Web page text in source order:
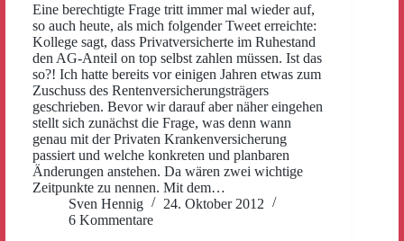
Eine berechtigte Frage tritt immer mal wieder auf,
so auch heute, als mich folgender Tweet erreichte:
Kollege sagt, dass Privatversicherte im Ruhestand
den AG-Anteil on top selbst zahlen müssen. Ist das
so?! Ich hatte bereits vor einigen Jahren etwas zum
Zuschuss des Rentenversicherungsträgers
geschrieben. Bevor wir darauf aber näher eingehen
stellt sich zunächst die Frage, was denn wann
genau mit der Privaten Krankenversicherung
passiert und welche konkreten und planbaren
Änderungen anstehen. Da wären zwei wichtige
Zeitpunkte zu nennen. Mit dem…
Sven Hennig
24. Oktober 2012
6 Kommentare